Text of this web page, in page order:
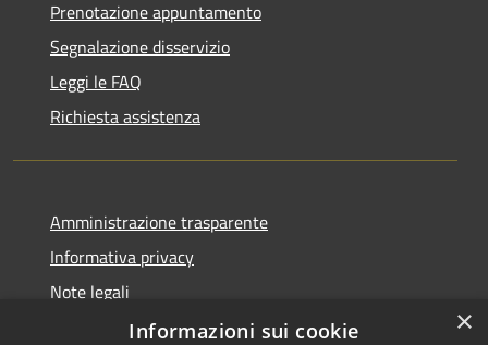
Prenotazione appuntamento
Segnalazione disservizio
Leggi le FAQ
Richiesta assistenza
Amministrazione trasparente
Informativa privacy
Note legali
Dichiarazione di accessibilità
×
Informazioni sui cookie